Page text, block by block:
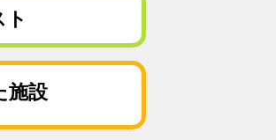
施設